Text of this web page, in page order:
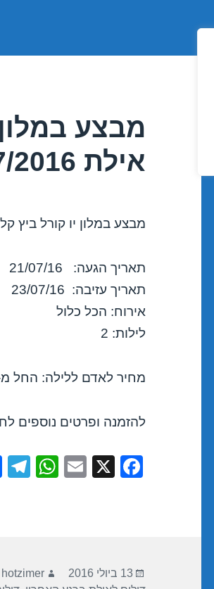
מבצע
אילת 21/07/2016
מבצע במלון יו קורל ביץ
תאריך הגעה: 21/07/16
תאריך עזיבה: 23/07/16
אירוח: הכל כלול
לילות: 2
מחיר לאדם ללילה: החל מ-
להזמנה ופרטים נוספים
F
o
X
E
W
p
m
פורסם
13 ביולי 2016 מחבר
hotzimer